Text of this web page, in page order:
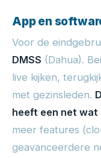
App en
Voor de
DMSS (Dahua).
live kijken,
met gezinsleden.
heeft een net wat
meer features
geavanceerdere